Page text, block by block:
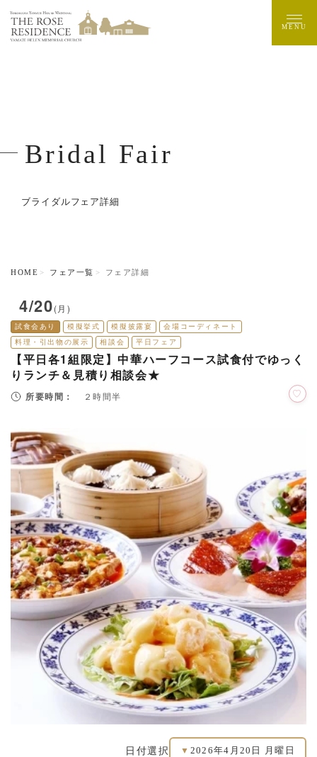
Bridal Fair
ブライダルフェア詳細
MENU
HOME フェア一覧 フェア詳細
4/20(月)
試食会あり 模擬挙式 模擬披露宴
会場コーディネート
料理・引出物の展示
相談会 平日フェア
【平日各1組限定】中華ハーフコース試食付でゆっく
りランチ＆見積り相談会★
所要時間： ２時間半
日付選択 ▼ 2026年4月20日 月曜日